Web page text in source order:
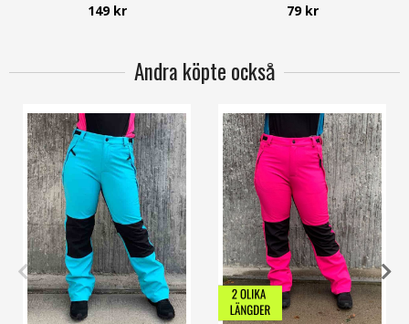
149 kr 79 kr
Andra köpte också
34 36 38 40 42 48 34 36 38 40 42 60